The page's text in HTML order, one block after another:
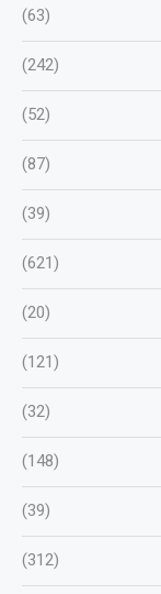
(63)
(242)
(52)
(87)
(39)
(621)
(20)
(121)
(32)
(148)
(39)
(312)